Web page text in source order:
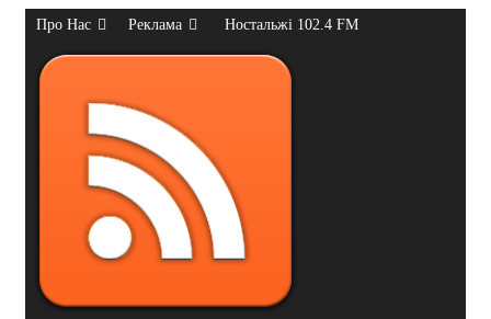
Про Нас Реклама Ностальжі 102.4 FM